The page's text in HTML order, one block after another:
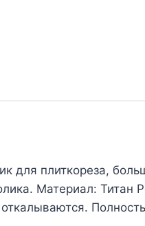
для плиткореза,
Материал: Титан